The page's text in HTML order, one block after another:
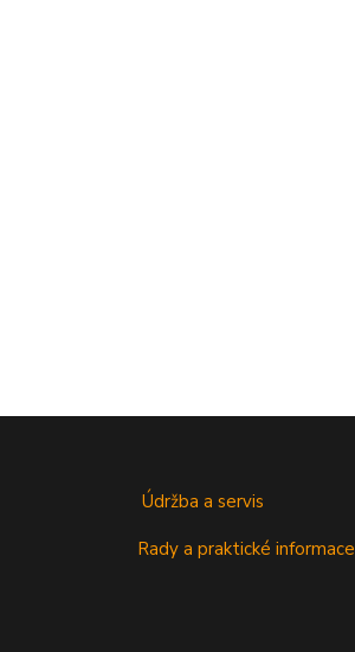
Údržba a servis
Rady a praktické informace